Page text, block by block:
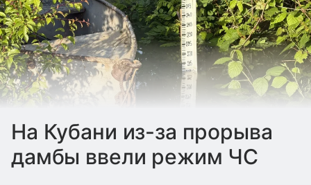
На Кубани из-за прорыва
дамбы ввели режим ЧС